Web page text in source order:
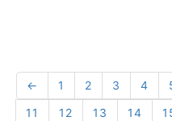
← 1 2 3 4
11
12 13 14